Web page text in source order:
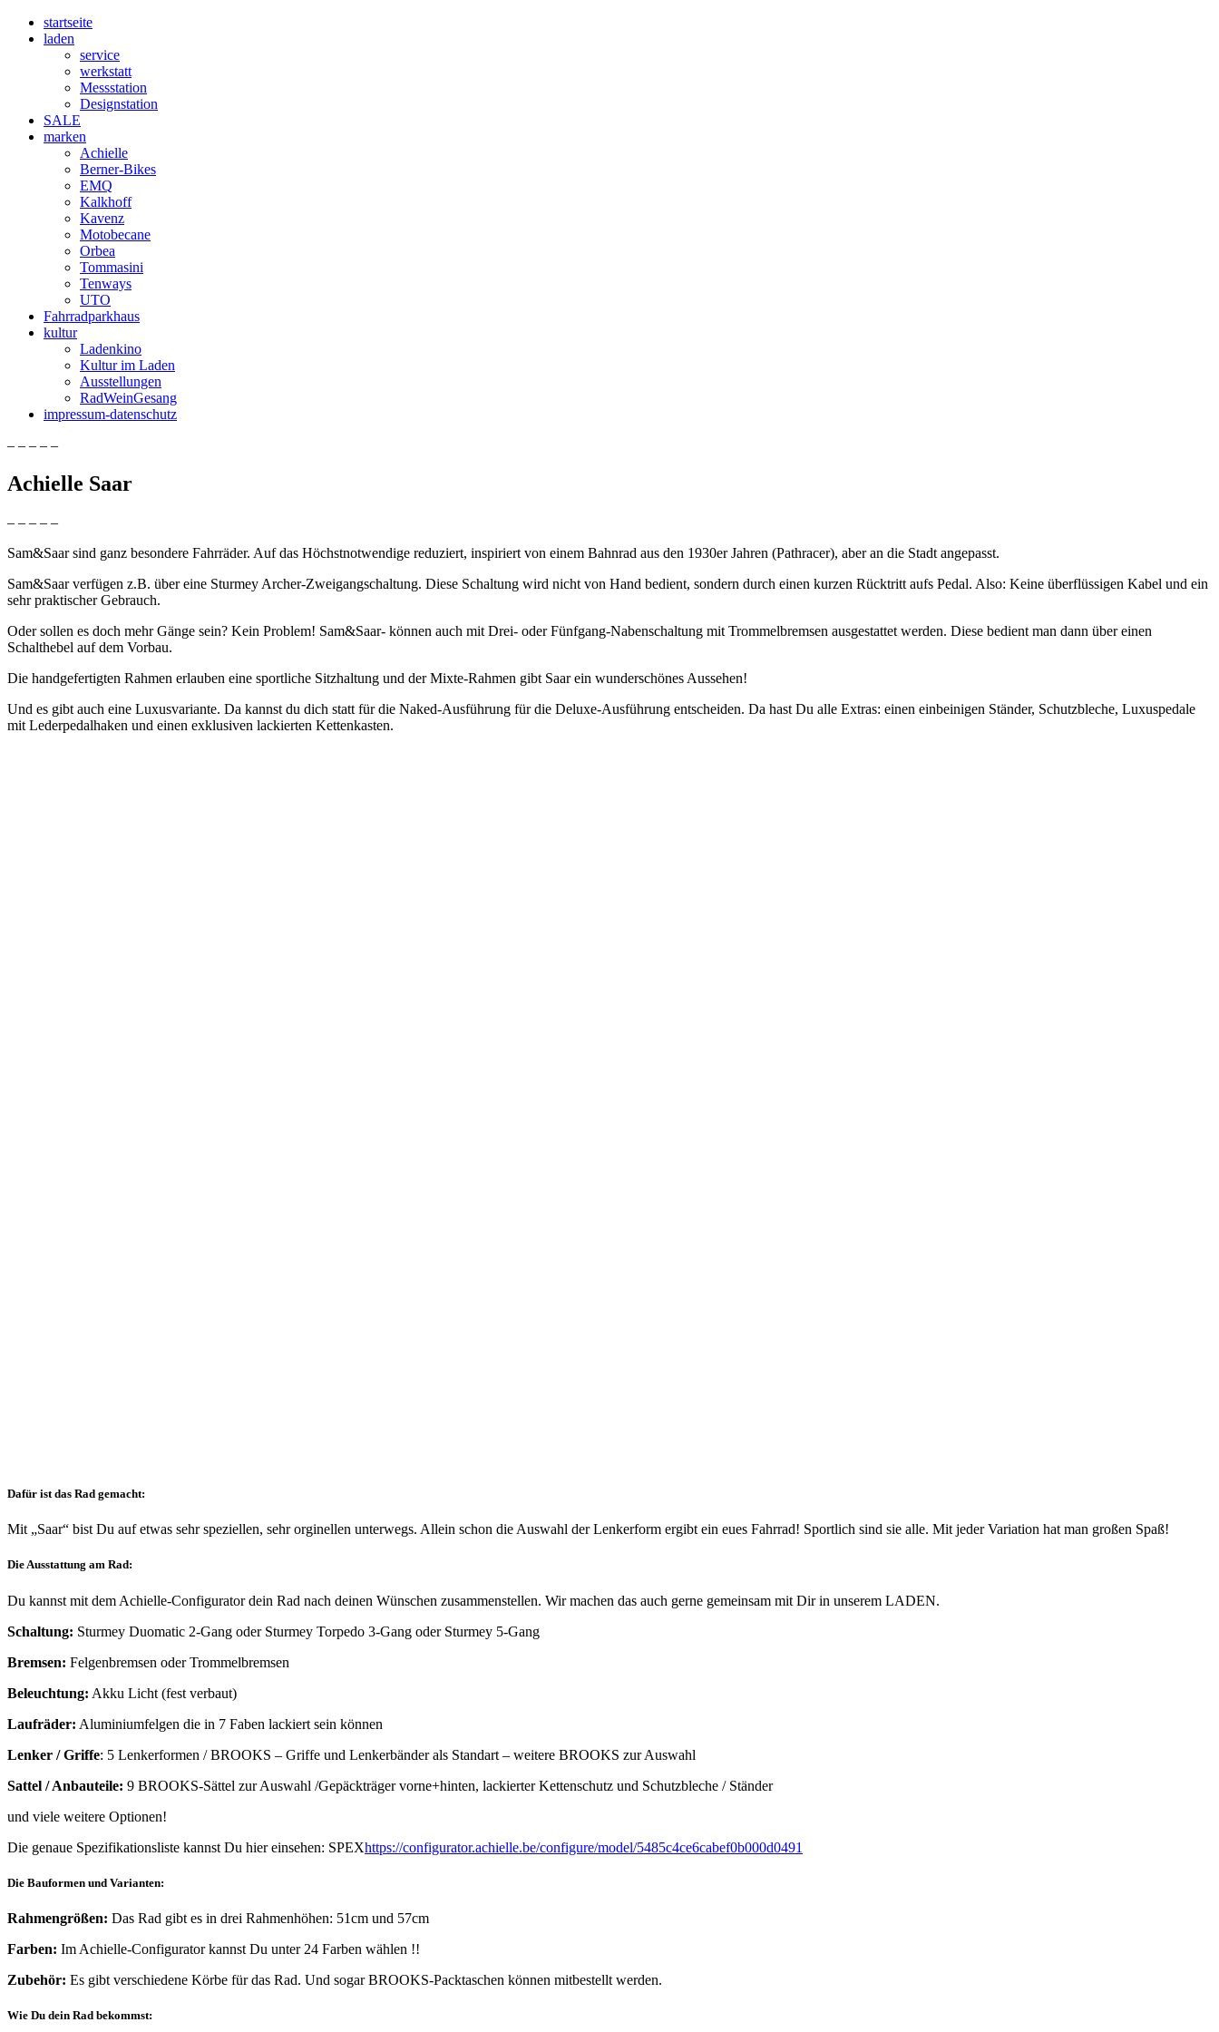
startseite
laden
service
werkstatt
Messstation
Designstation
SALE
marken
Achielle
Berner-Bikes
EMQ
Kalkhoff
Kavenz
Motobecane
Orbea
Tommasini
Tenways
UTO
Fahrradparkhaus
kultur
Ladenkino
Kultur im Laden
Ausstellungen
RadWeinGesang
impressum-datenschutz
– – – – –
Achielle Saar
– – – – –
Sam&Saar sind ganz besondere Fahrräder. Auf das Höchstnotwendige reduziert, inspiriert von einem Bahnrad aus den 1930er Jahren (Pathracer), aber an die Stadt angepasst.
Sam&Saar verfügen z.B. über eine Sturmey Archer-Zweigangschaltung. Diese Schaltung wird nicht von Hand bedient, sondern durch einen kurzen Rücktritt aufs Pedal. Also: Keine überflüssigen Kabel und ein
sehr praktischer Gebrauch.
Oder sollen es doch mehr Gänge sein? Kein Problem! Sam&Saar- können auch mit Drei- oder Fünfgang-Nabenschaltung mit Trommelbremsen ausgestattet werden. Diese bedient man dann über einen
Schalthebel auf dem Vorbau.
Die handgefertigten Rahmen erlauben eine sportliche Sitzhaltung und der Mixte-Rahmen gibt Saar ein wunderschönes Aussehen!
Und es gibt auch eine Luxusvariante. Da kannst du dich statt für die Naked-Ausführung für die Deluxe-Ausführung entscheiden. Da hast Du alle Extras: einen einbeinigen Ständer, Schutzbleche, Luxuspedale
mit Lederpedalhaken und einen exklusiven lackierten Kettenkasten.
Dafür ist das Rad gemacht:
Mit „Saar“ bist Du auf etwas sehr speziellen, sehr orginellen unterwegs. Allein schon die Auswahl der Lenkerform ergibt ein eues Fahrrad! Sportlich sind sie alle. Mit jeder Variation hat man großen Spaß!
Die Ausstattung am Rad:
Du kannst mit dem Achielle-Configurator dein Rad nach deinen Wünschen zusammenstellen. Wir machen das auch gerne gemeinsam mit Dir in unserem LADEN.
Schaltung: Sturmey Duomatic 2-Gang oder Sturmey Torpedo 3-Gang oder Sturmey 5-Gang
Bremsen: Felgenbremsen oder Trommelbremsen
Beleuchtung: Akku Licht (fest verbaut)
Laufräder: Aluminiumfelgen die in 7 Faben lackiert sein können
Lenker / Griffe: 5 Lenkerformen / BROOKS – Griffe und Lenkerbänder als Standart – weitere BROOKS zur Auswahl
Sattel / Anbauteile: 9 BROOKS-Sättel zur Auswahl /Gepäckträger vorne+hinten, lackierter Kettenschutz und Schutzbleche / Ständer
und viele weitere Optionen!
Die genaue Spezifikationsliste kannst Du hier einsehen: SPEXhttps://configurator.achielle.be/configure/model/5485c4ce6cabef0b000d0491
Die Bauformen und Varianten:
Rahmengrößen: Das Rad gibt es in drei Rahmenhöhen: 51cm und 57cm
Farben: Im Achielle-Configurator kannst Du unter 24 Farben wählen !!
Zubehör: Es gibt verschiedene Körbe für das Rad. Und sogar BROOKS-Packtaschen können mitbestellt werden.
Wie Du dein Rad bekommst: